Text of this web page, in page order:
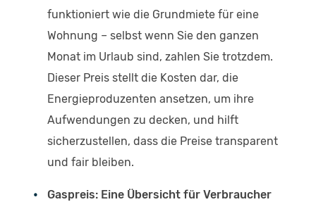
funktioniert wie die Grundmiete für eine
Wohnung – selbst wenn Sie den ganzen
Monat im Urlaub sind, zahlen Sie trotzdem.
Dieser Preis stellt die Kosten dar, die
Energieproduzenten ansetzen, um ihre
Aufwendungen zu decken, und hilft
sicherzustellen, dass die Preise transparent
und fair bleiben.
Gaspreis: Eine Übersicht für Verbraucher